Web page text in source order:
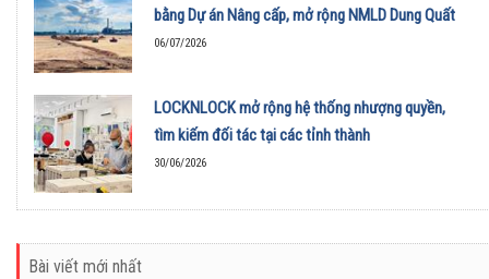
bằng Dự án Nâng cấp, mở rộng NMLD Dung Quất
06/07/2026
LOCKNLOCK mở rộng hệ thống nhượng quyền,
tìm kiếm đối tác tại các tỉnh thành
30/06/2026
Bài viết mới nhất